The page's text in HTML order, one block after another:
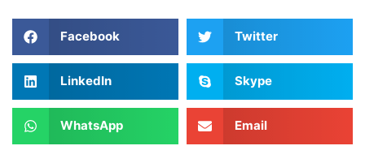
Facebook Twitter
LinkedIn Skype
WhatsApp Email